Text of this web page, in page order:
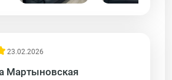
Мартыновская
23.02.2026